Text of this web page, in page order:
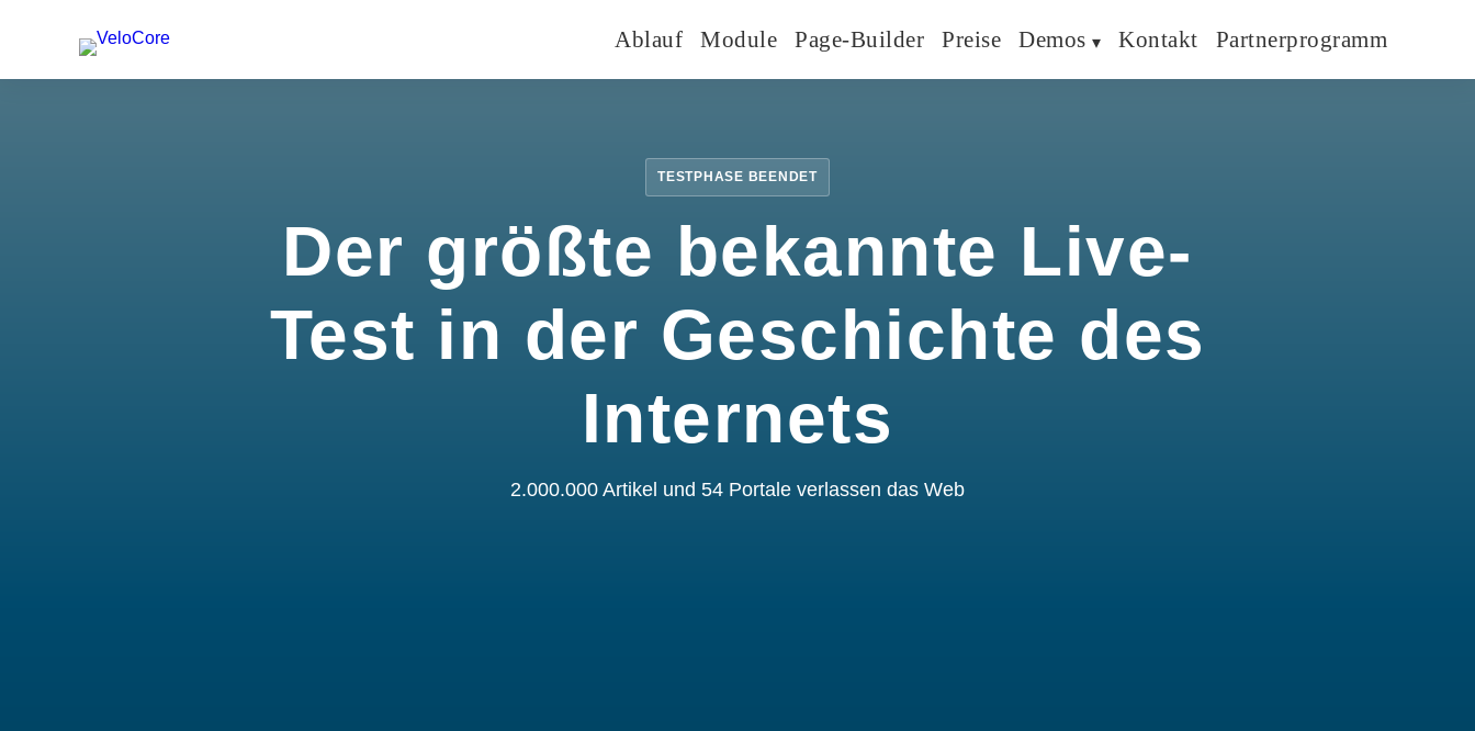
Ablauf Module Page-Builder Preise Demos Kontakt Partnerprogramm
TESTPHASE BEENDET
Der größte bekannte Live-
Test in der Geschichte des
Internets
2.000.000 Artikel und 54 Portale verlassen das Web